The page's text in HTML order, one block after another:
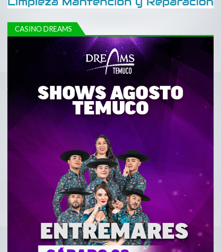
CASINO DREAMS